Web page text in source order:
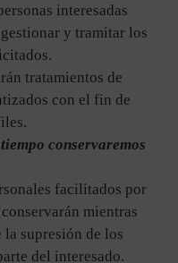
interesadas
y tramitar los
tratamientos de
con el fin de
conservaremos
facilitados por
mientras
la supresión de los
del interesado.